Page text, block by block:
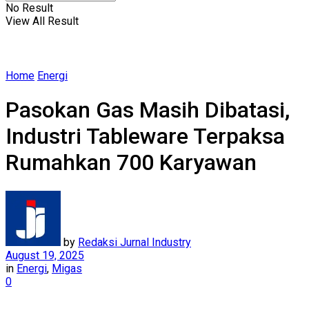
No Result
View All Result
Home Energi
Pasokan Gas Masih Dibatasi,
Industri Tableware Terpaksa
Rumahkan 700 Karyawan
by Redaksi Jurnal Industry
August 19, 2025
in Energi, Migas
0